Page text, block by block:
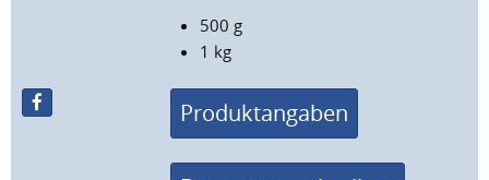
500 g
1 kg
Produktangaben